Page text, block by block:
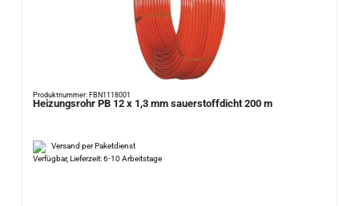
Produktnummer: FBN1118001
Heizungsrohr PB 12 x 1,3 mm sauerstoffdicht 200 m
Versand per Paketdienst
Verfügbar, Lieferzeit: 6-10 Arbeitstage